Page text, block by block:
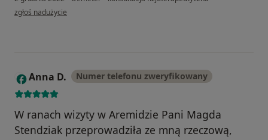
w opinii użytkownika N.S.
zgłoś nadużycie
A Anna D. Numer telefonu zweryfikowany
W ranach wizyty w Aremidzie Pani Magda
Stendziak przeprowadziła ze mną rzeczową,